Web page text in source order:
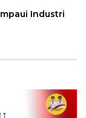
Industri